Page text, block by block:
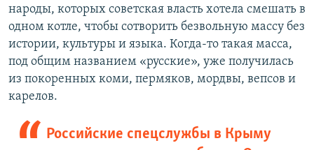
народы, которых советская власть хотела смешать в
одном котле, чтобы сотворить безвольную массу без
истории, культуры и языка. Когда-то такая масса,
под общим названием «русские», уже получилась
из покоренных коми, пермяков, мордвы, вепсов и
карелов.
Российские спецслужбы в Крыму